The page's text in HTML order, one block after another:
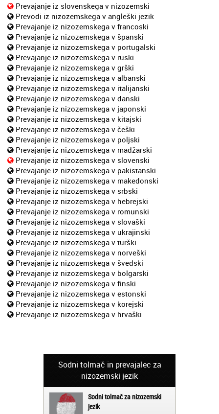
Prevajanje iz slovenskega v nizozemski
Prevodi iz nizozemskega v angleški jezik
Prevajanje iz nizozemskega v francoski
Prevajanje iz nizozemskega v španski
Prevajanje iz nizozemskega v portugalski
Prevajanje iz nizozemskega v ruski
Prevajanje iz nizozemskega v grški
Prevajanje iz nizozemskega v albanski
Prevajanje iz nizozemskega v italijanski
Prevajanje iz nizozemskega v danski
Prevajanje iz nizozemskega v japonski
Prevajanje iz nizozemskega v kitajski
Prevajanje iz nizozemskega v češki
Prevajanje iz nizozemskega v poljski
Prevajanje iz nizozemskega v madžarski
Prevajanje iz nizozemskega v slovenski
Prevajanje iz nizozemskega v pakistanski
Prevajanje iz nizozemskega v makedonski
Prevajanje iz nizozemskega v srbski
Prevajanje iz nizozemskega v hebrejski
Prevajanje iz nizozemskega v romunski
Prevajanje iz nizozemskega v slovaški
Prevajanje iz nizozemskega v ukrajinski
Prevajanje iz nizozemskega v turški
Prevajanje iz nizozemskega v norveški
Prevajanje iz nizozemskega v švedski
Prevajanje iz nizozemskega v bolgarski
Prevajanje iz nizozemskega v finski
Prevajanje iz nizozemskega v estonski
Prevajanje iz nizozemskega v korejski
Prevajanje iz nizozemskega v hrvaški
Sodni tolmač in prevajalec za
nizozemski jezik
Sodni tolmač za nizozemski
jezik